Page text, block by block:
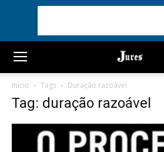
Início Tags Duração razoável
Tag: duração razoável